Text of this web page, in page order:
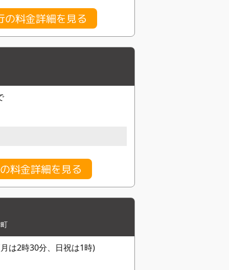
の料金詳細を見る
料金詳細を見る
は2時30分、日祝は1時)